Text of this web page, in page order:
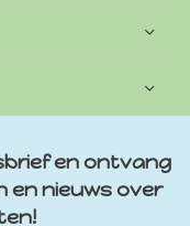
en ontvang
en nieuws over